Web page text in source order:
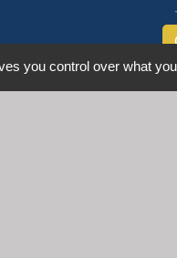
you control over what